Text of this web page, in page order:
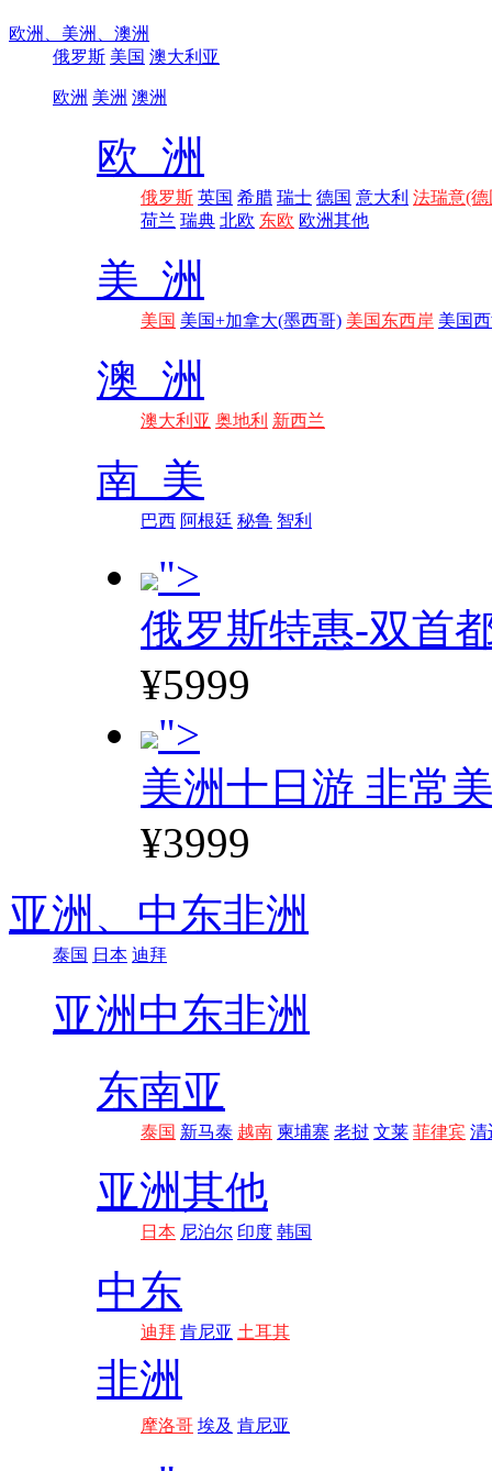
欧洲、 美洲、 澳洲
俄罗斯 美国 澳大利亚
欧洲 美洲 澳洲
欧 洲
俄罗斯 英国 希腊 瑞士 德国 意大利 法瑞意(德
荷兰 瑞典 北欧 东欧 欧洲其他
美 洲
美国 美国+加拿大(墨西哥) 美国东西岸 美国
澳 洲
澳大利亚 奥地利 新西兰
南 美
巴西 阿根廷 秘鲁 智利
">
俄罗斯特惠-双首
¥5999
">
美洲十日游 非常
¥3999
亚洲、 中东非洲
泰国 日本 迪拜
亚洲 中东非洲
东南亚
泰国 新马泰 越南 柬埔寨 老挝 文莱 菲律宾 清
亚洲其他
日本 尼泊尔 印度 韩国
中东
迪拜 肯尼亚 土耳其
非洲
摩洛哥 埃及 肯尼亚